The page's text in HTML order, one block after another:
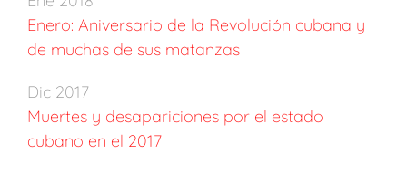
Enero: Aniversario de la Revolución cubana y
de muchas de sus matanzas
Dic 2017
Muertes y desapariciones por el estado
cubano en el 2017